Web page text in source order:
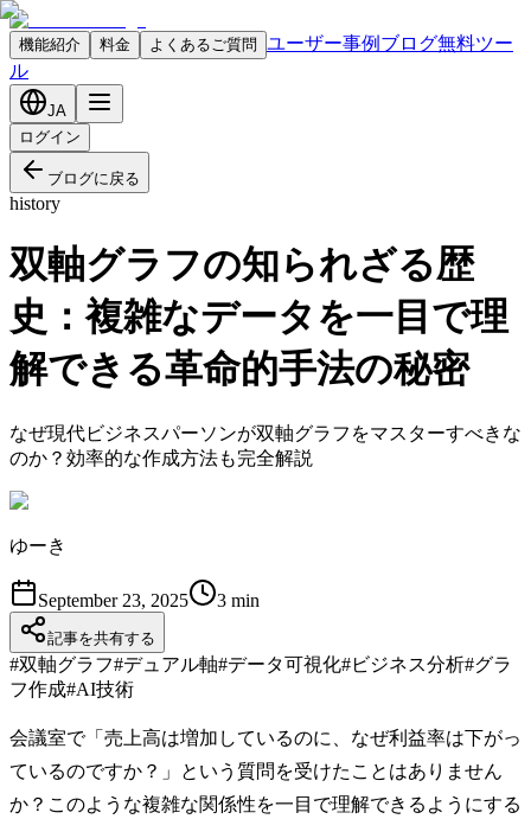
機能紹介 料金 よくあるご質問 ユーザー事例 ブログ無料ツー
ル
JA
ログイン
ブログに戻る
history
双軸グラフの知られざる歴
史：複雑なデータを一目で理
解できる革命的手法の秘密
なぜ現代ビジネスパーソンが双軸グラフをマスターすべきな
のか？効率的な作成方法も完全解説
ゆーき
September 23, 2025 3 min
記事を共有する
#双軸グラフ#デュアル軸#データ可視化#ビジネス分析#グラ
フ作成#AI技術
会議室で「売上高は増加しているのに、なぜ利益率は下がっ
ているのですか？」という質問を受けたことはありません
か？このような複雑な関係性を一目で理解できるようにする